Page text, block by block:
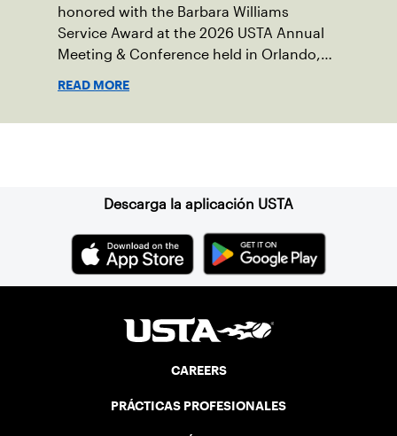
honored with the Barbara Williams
Service Award at the 2026 USTA Annual
Meeting & Conference held in Orlando,
READ MORE
Descarga la aplicación USTA
CAREERS
PRÁCTICAS PROFESIONALES